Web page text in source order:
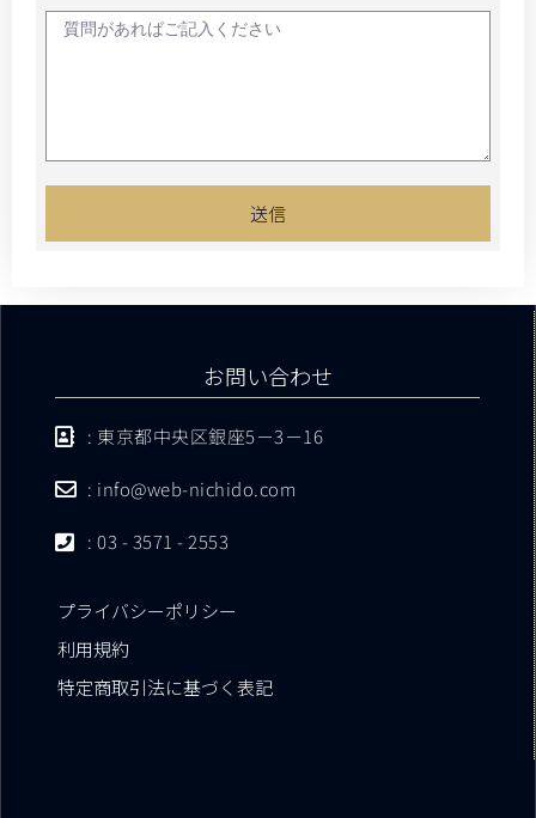
送信
お問い合わせ
: 東京都中央区銀座5－3－16
: info@web-nichido.com
: 03 - 3571 - 2553
プライバシーポリシー
利用規約
特定商取引法に基づく表記